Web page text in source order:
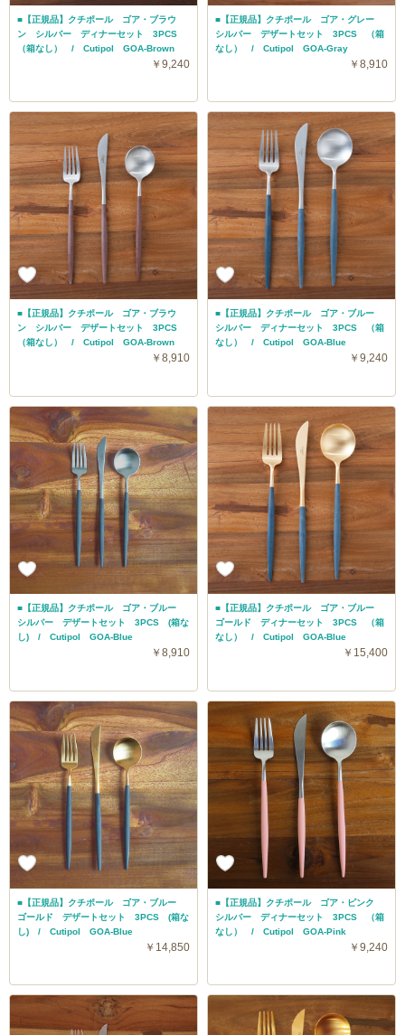
■【正規品】クチポール ゴア・ブラウ
ン シルバー ディナーセット 3PCS
（箱なし） / Cutipol GOA-Brown
￥9,240
■【正規品】クチポール ゴア・グレー
シルバー デザートセット 3PCS （箱
なし） / Cutipol GOA-Gray
￥8,910
■【正規品】クチポール ゴア・ブラウ
ン シルバー デザートセット 3PCS
（箱なし） / Cutipol GOA-Brown
￥8,910
■【正規品】クチポール ゴア・ブルー
シルバー ディナーセット 3PCS （箱
なし） / Cutipol GOA-Blue
￥9,240
■【正規品】クチポール ゴア・ブルー
シルバー デザートセット 3PCS (箱な
し) / Cutipol GOA-Blue
￥8,910
■【正規品】クチポール ゴア・ブルー
ゴールド ディナーセット 3PCS （箱
なし） / Cutipol GOA-Blue
￥15,400
■【正規品】クチポール ゴア・ブルー
ゴールド デザートセット 3PCS (箱な
し) / Cutipol GOA-Blue
￥14,850
■【正規品】クチポール ゴア・ピンク
シルバー ディナーセット 3PCS （箱
なし） / Cutipol GOA-Pink
￥9,240